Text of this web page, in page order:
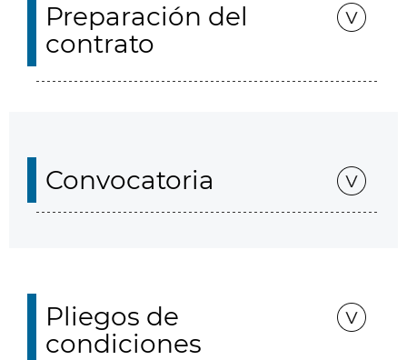
Preparación del
contrato
Convocatoria
Pliegos de
condiciones